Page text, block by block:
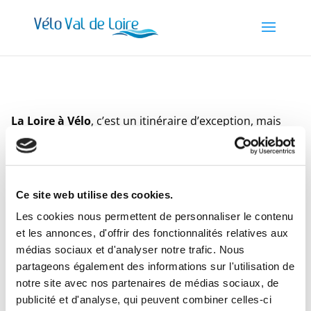
Ce site web utilise des cookies.
Les cookies nous permettent de personnaliser le contenu
et les annonces, d'offrir des fonctionnalités relatives aux
médias sociaux et d'analyser notre trafic. Nous
partageons également des informations sur l'utilisation de
notre site avec nos partenaires de médias sociaux, de
publicité et d'analyse, qui peuvent combiner celles-ci
La Loire à Vélo, c’est un itinéraire d’exception, mais
aussi la garantie d’un accueil et de services de qualité.
Hébergements, locations de vélos, lieux de visite et de
professionnels du tourisme engagés dans la marque
nationale« Accueil Vélo ». Vous n’avez rien d’autre à
faire que de pédaler…
Vélo Val de Loireà Jargeau situé sur l’itinéraire deLa
Loire à Vélosera aux petits soins pour vous proposer
un accueil attentionné et des services adaptés à vos